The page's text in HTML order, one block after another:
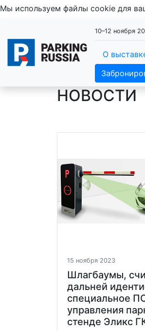
Мы используем файлы cookie для
10–12 ноября
О
НОВОСТИ
15 ноября 2023
Шлагбаумы,
дальней
специальное
управления
стенде Эликс